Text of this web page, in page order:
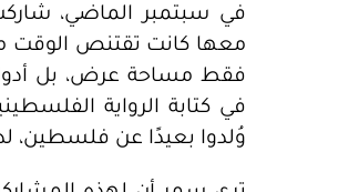
في سبتمبر الماضي،
معها كانت تقتنص
فقط مساحة عرض، بل
في كتابة الرواية
وُلدوا بعيدًا عن فلسطين،